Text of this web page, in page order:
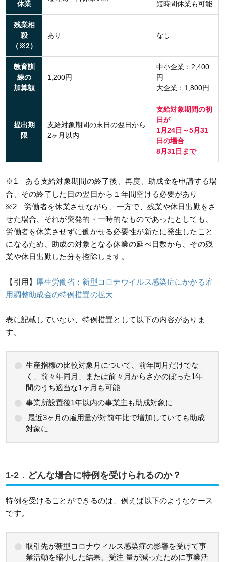
休業 短時間休業も可能
残業相
殺
（※2）
あり なし
教育訓
練の
加算額
1,200円
中小企業：2,400
円
大企業：1,800円
提出期
限
支給対象期間の末日の翌日から
2ヶ月以内
支給対象期間の初
日が
1月24日～5月31
日の場合
8月31日まで
※1 ある支給対象期間の終了後、再度、助成金を申請する場
合、その終了した日の翌日から１年間空ける必要があり
※2 労働者を休業させながら、一方で、残業や休日出勤をさ
せた場合、それが突発的・一時的なものであったとしても、
労働者を休業させずに働かせる必要性が新たに発生したこと
になるため、助成の対象となる休業の延べ日数から、その残
業や休日出勤した分を控除します。
【引用】 厚生労働省：新型コロナウイルス感染症にかかる雇
用調整助成金の特例措置の拡大
表に記載していない、特例措置として以下の内容がありま
す。
生産指標の比較対象月について、前年同月だけでな
く、前々年同月、または前々月からさかのぼった1年
間のうち適当な1ヶ月も可能
事業所設置後1年以内の事業主も助成対象に
最近3ヶ月の雇用量が対前年比で増加していても助成
対象に
1-2．どんな場合に特例を受けられるのか？
特例を受けることができるのは、例えば以下のようなケース
です。
取引先が新型コロナウィルス感染症の影響を受けて事
業活動を縮小した結果、受注 量が減ったために事業活